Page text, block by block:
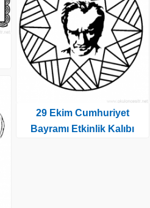
29 Ekim Cumhuriyet
Bayramı Etkinlik Kalıbı